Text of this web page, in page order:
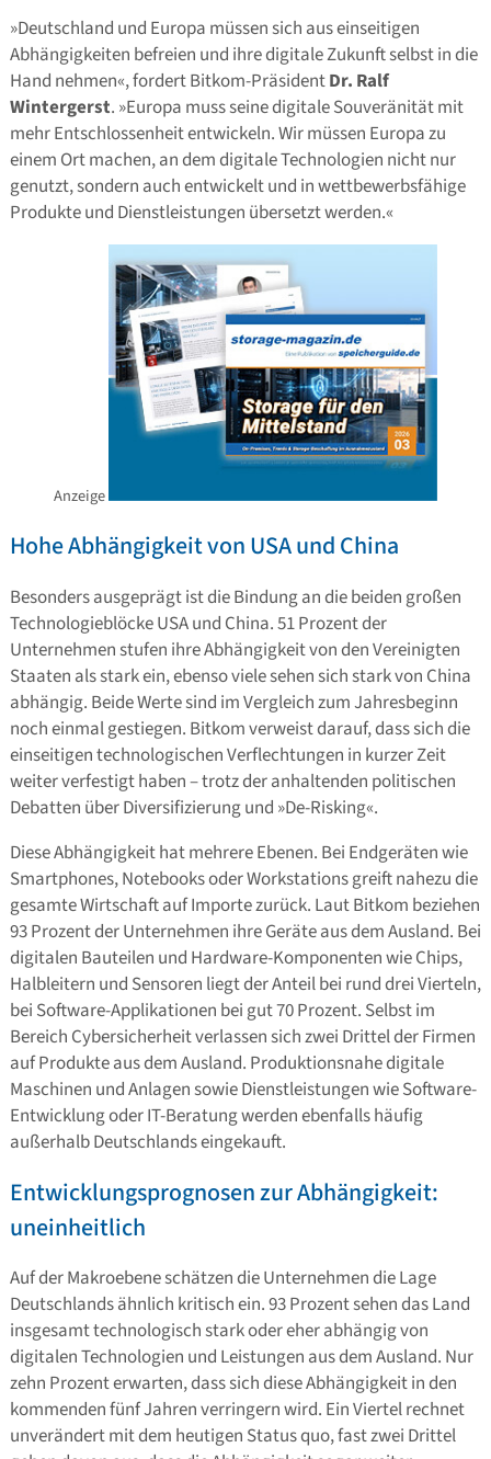
»Deutschland und Europa müssen sich aus einseitigen
Abhängigkeiten befreien und ihre digitale Zukunft selbst in die
Hand nehmen«, fordert Bitkom-PräsidentDr. Ralf
Wintergerst. »Europa muss seine digitale Souveränität mit
mehr Entschlossenheit entwickeln. Wir müssen Europa zu
einem Ort machen, an dem digitale Technologien nicht nur
genutzt, sondern auch entwickelt und in wettbewerbsfähige
Produkte und Dienstleistungen übersetzt werden.«
Anzeige
Hohe Abhängigkeit von USA und China
Besonders ausgeprägt ist die Bindung an die beiden großen
Technologieblöcke USA und China. 51 Prozent der
Unternehmen stufen ihre Abhängigkeit von den Vereinigten
Staaten als stark ein, ebenso viele sehen sich stark von China
abhängig. Beide Werte sind im Vergleich zum Jahresbeginn
noch einmal gestiegen. Bitkom verweist darauf, dass sich die
einseitigen technologischen Verflechtungen in kurzer Zeit
weiter verfestigt haben – trotz der anhaltenden politischen
Debatten über Diversifizierung und »De-Risking«.
Diese Abhängigkeit hat mehrere Ebenen. Bei Endgeräten wie
Smartphones, Notebooks oder Workstations greift nahezu die
gesamte Wirtschaft auf Importe zurück. Laut Bitkom beziehen
93 Prozent der Unternehmen ihre Geräte aus dem Ausland. Bei
digitalen Bauteilen und Hardware-Komponenten wie Chips,
Halbleitern und Sensoren liegt der Anteil bei rund drei Vierteln,
bei Software-Applikationen bei gut 70 Prozent. Selbst im
Bereich Cybersicherheit verlassen sich zwei Drittel der Firmen
auf Produkte aus dem Ausland. Produktionsnahe digitale
Maschinen und Anlagen sowie Dienstleistungen wie Software-
Entwicklung oder IT-Beratung werden ebenfalls häufig
außerhalb Deutschlands eingekauft.
Entwicklungsprognosen zur Abhängigkeit:
uneinheitlich
Auf der Makroebene schätzen die Unternehmen die Lage
Deutschlands ähnlich kritisch ein. 93 Prozent sehen das Land
insgesamt technologisch stark oder eher abhängig von
digitalen Technologien und Leistungen aus dem Ausland. Nur
zehn Prozent erwarten, dass sich diese Abhängigkeit in den
kommenden fünf Jahren verringern wird. Ein Viertel rechnet
unverändert mit dem heutigen Status quo, fast zwei Drittel